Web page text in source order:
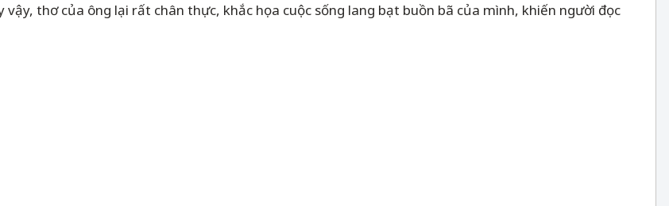
thơ của ông lại rất chân thực, khắc họa cuộc sống lang bạt buồn bã của mình, khiến người đọc